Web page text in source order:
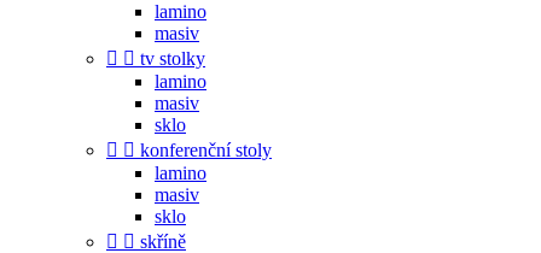
lamino
masiv
  tv stolky
lamino
masiv
sklo
  konferenční stoly
lamino
masiv
sklo
  skříně